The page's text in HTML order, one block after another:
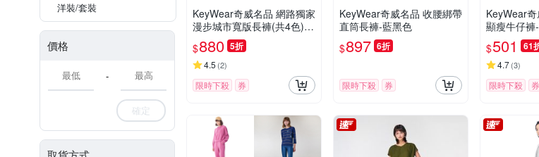
洋裝/套裝
價格
-
確定
KeyWear奇威名品 網路獨家
漫步城市寬版長褲(共4色)-
白色
$880 5折
4.5 (2)
限時下殺 券
KeyWear奇威名品 收腰綁帶
直筒長褲-藍黑色
$897 6折
限時下殺 券
KeyWear
顯瘦牛仔褲
$501 61
4.7(3)
限時下殺 券